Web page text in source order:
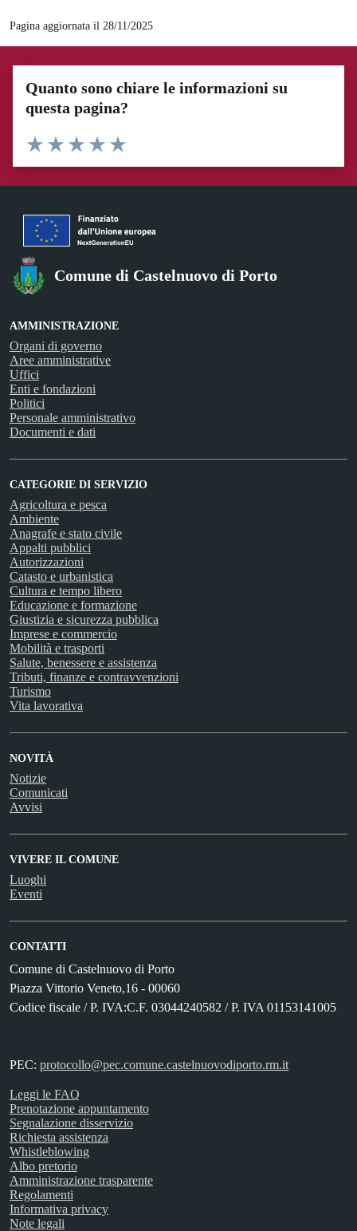
Pagina aggiornata il 28/11/2025
Quanto sono chiare le informazioni su
questa pagina?
Comune di Castelnuovo di Porto
AMMINISTRAZIONE
Organi di governo
Aree amministrative
Uffici
Enti e fondazioni
Politici
Personale amministrativo
Documenti e dati
CATEGORIE DI SERVIZIO
Agricoltura e pesca
Ambiente
Anagrafe e stato civile
Appalti pubblici
Autorizzazioni
Catasto e urbanistica
Cultura e tempo libero
Educazione e formazione
Giustizia e sicurezza pubblica
Imprese e commercio
Mobilità e trasporti
Salute, benessere e assistenza
Tributi, finanze e contravvenzioni
Turismo
Vita lavorativa
NOVITÀ
Notizie
Comunicati
Avvisi
VIVERE IL COMUNE
Luoghi
Eventi
CONTATTI
Comune di Castelnuovo di Porto
Piazza Vittorio Veneto,16 - 00060
Codice fiscale / P. IVA:C.F. 03044240582 / P. IVA 01153141005
PEC: protocollo@pec.comune.castelnuovodiporto.rm.it
Leggi le FAQ
Prenotazione appuntamento
Segnalazione disservizio
Richiesta assistenza
Whistleblowing
Albo pretorio
Amministrazione trasparente
Regolamenti
Informativa privacy
Note legali